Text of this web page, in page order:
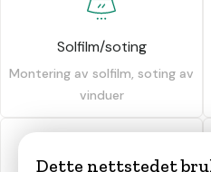
Solfilm/soting
Montering av solfilm, soting av
vinduer
Dette nettstedet